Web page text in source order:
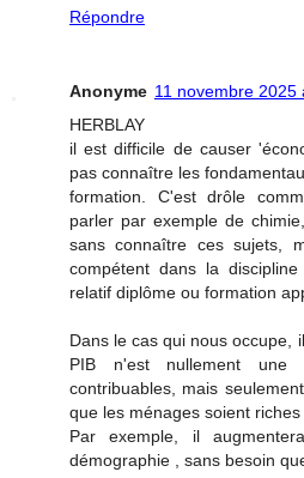
Répondre
Anonyme 11 novembre 2025
HERBLAY
il est difficile de causer
pas connaître les
formation. C'est drôle
parler par exemple de
sans connaître ces sujets,
compétent dans la
relatif diplôme ou formation
Dans le cas qui nous occupe,
PIB n'est nullement une
contribuables, mais
que les ménages soient riches
Par exemple, il
démographie , sans besoin